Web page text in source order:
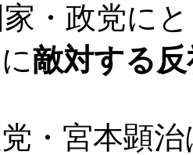
・政党に
敵対する
・宮本顕治